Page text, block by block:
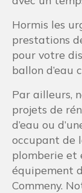
Hormis les
prestations
pour votre
ballon d’eau
Par ailleurs,
projets de
d’eau ou
occupant de
plomberie et
équipement
Commeny.